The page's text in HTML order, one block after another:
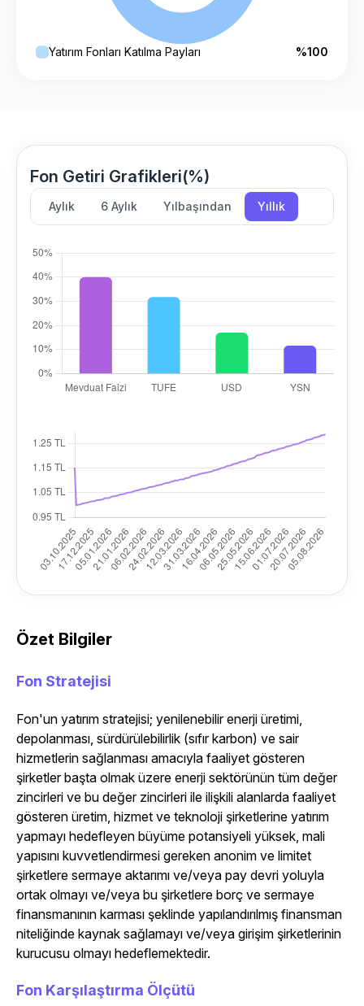
Yatırım Fonları Katılma Payları %100
Fon Getiri Grafikleri(%)
Aylık 6 Aylık Yılbaşından Yıllık
Özet Bilgiler
Fon Stratejisi
Fon'un yatırım stratejisi; yenilenebilir enerji üretimi,
depolanması, sürdürülebilirlik (sıfır karbon) ve sair
hizmetlerin sağlanması amacıyla faaliyet gösteren
şirketler başta olmak üzere enerji sektörünün tüm değer
zincirleri ve bu değer zincirleri ile ilişkili alanlarda faaliyet
gösteren üretim, hizmet ve teknoloji şirketlerine yatırım
yapmayı hedefleyen büyüme potansiyeli yüksek, mali
yapısını kuvvetlendirmesi gereken anonim ve limitet
şirketlere sermaye aktarımı ve/veya pay devri yoluyla
ortak olmayı ve/veya bu şirketlere borç ve sermaye
finansmanının karması şeklinde yapılandırılmış finansman
niteliğinde kaynak sağlamayı ve/veya girişim şirketlerinin
kurucusu olmayı hedeflemektedir.
Fon Karşılaştırma Ölçütü